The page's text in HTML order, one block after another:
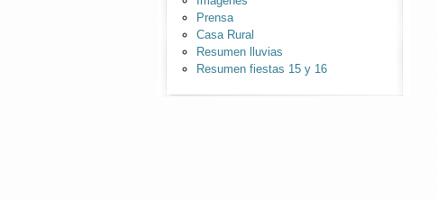
Prensa
Casa Rural
Resumen lluvias
Resumen fiestas 15 y 16